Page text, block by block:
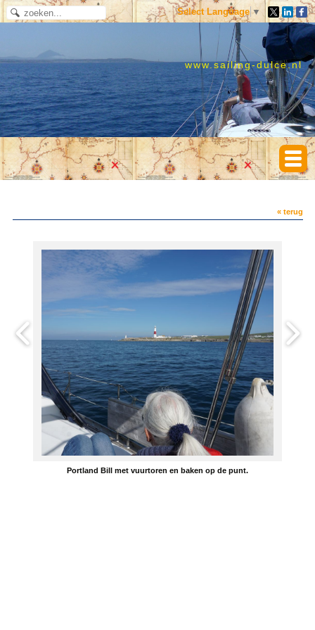
Select Language ▼
www.sailing-dulce.nl
« terug
Portland Bill met vuurtoren en baken op de punt.